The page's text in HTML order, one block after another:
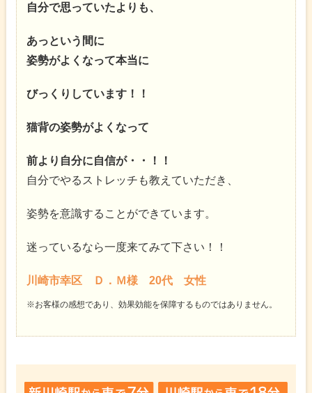
自分で思っていたよりも、
あっという間に
姿勢がよくなって本当に
びっくりしています！！
猫背の姿勢がよくなって
前より自分に自信が・・！！
自分でやるストレッチも教えていただき、
姿勢を意識することができています。
迷っているなら一度来てみて下さい！！
川崎市幸区 Ｄ．Ｍ様 20代 女性
※お客様の感想であり、効果効能を保障するものではありません。